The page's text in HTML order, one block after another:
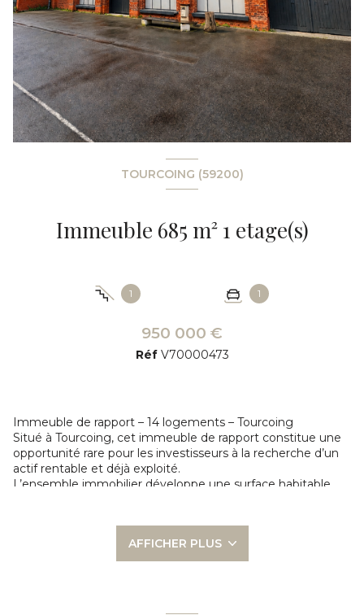
TOURCOING (59200)
Immeuble 685 m² 1 etage(s)
1 1
950 000 €
Réf V70000473
Immeuble de rapport – 14 logements – Tourcoing
Situé à Tourcoing, cet immeuble de rapport constitue une
opportunité rare pour les investisseurs à la recherche d’un
actif rentable et déjà exploité.
L’ensemble immobilier développe une surface habitable
Le bien génère actuellement un revenu locatif annuel de
96 960 € hors charges, offrant une rentabilité attractive.
AFFICHER PLUS